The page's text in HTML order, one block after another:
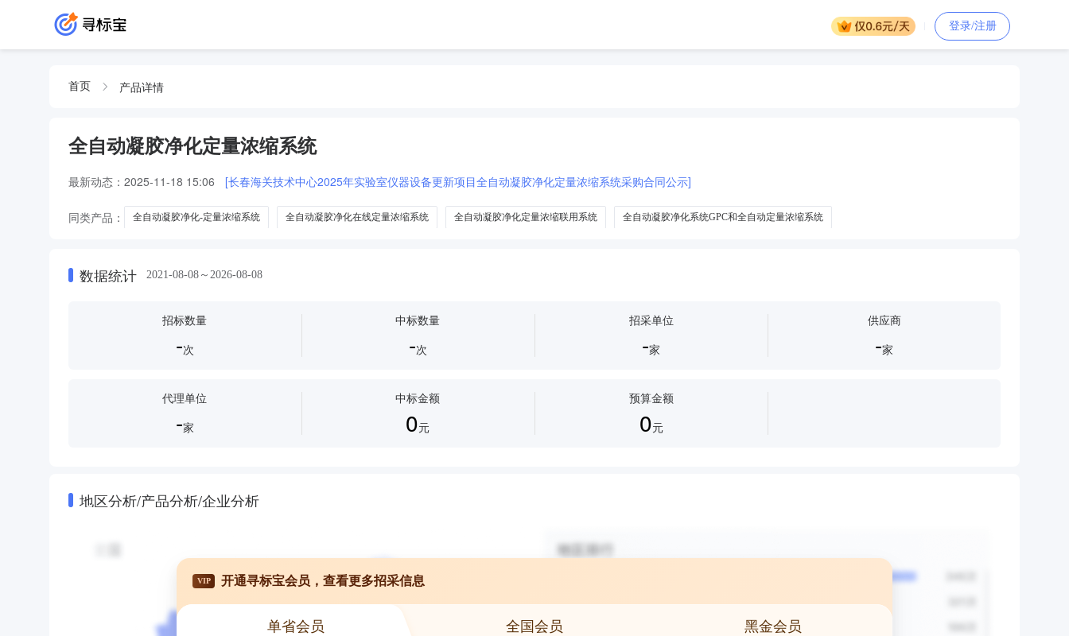
登录/注册
首页 产品详情
全自动凝胶净化定量浓缩系统
最新动态： 2025-11-18 15:06 [长春海关技术中心2025年实验室仪器设备更新项目全自动凝胶净化定量浓缩系统采购合同公示]
同类产品： 全自动凝胶净化-定量浓缩系统 全自动凝胶净化在线定量浓缩系统 全自动凝胶净化定量浓缩联用系统 全自动凝胶净化系统GPC和全自动定量浓缩系统
数据统计 2021-08-08～2026-08-08
招标数量
-次
中标数量
-次
招采单位
-家
供应商
-家
代理单位
-家
中标金额
0元
预算金额
0元
地区分析/产品分析/企业分析
VIP 开通寻标宝会员，查看更多招采信息
单省会员 全国会员 黑金会员